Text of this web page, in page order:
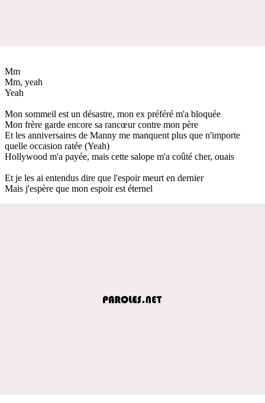
Mm
Mm, yeah
Yeah
Mon sommeil est un désastre, mon ex préféré m'a bloquée
Mon frère garde encore sa rancœur contre mon père
Et les anniversaires de Manny me manquent plus que n'importe
quelle occasion ratée (Yeah)
Hollywood m'a payée, mais cette salope m'a coûté cher, ouais
Et je les ai entendus dire que l'espoir meurt en dernier
Mais j'espère que mon espoir est éternel